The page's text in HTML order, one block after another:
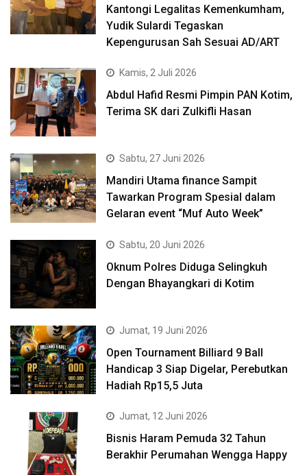
Kantongi Legalitas Kemenkumham,
Yudik Sulardi Tegaskan
Kepengurusan Sah Sesuai AD/ART
Kamis, 2 Juli 2026
Abdul Hafid Resmi Pimpin PAN Kotim,
Terima SK dari Zulkifli Hasan
Sabtu, 27 Juni 2026
Mandiri Utama finance Sampit
Tawarkan Program Spesial dalam
Gelaran event “Muf Auto Week”
Sabtu, 20 Juni 2026
Oknum Polres Diduga Selingkuh
Dengan Bhayangkari di Kotim
Jumat, 19 Juni 2026
Open Tournament Billiard 9 Ball
Handicap 3 Siap Digelar, Perebutkan
Hadiah Rp15,5 Juta
Jumat, 12 Juni 2026
Bisnis Haram Pemuda 32 Tahun
Berakhir Perumahan Wengga Happy